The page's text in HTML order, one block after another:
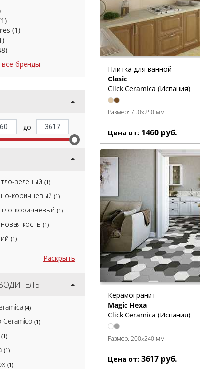
(1)
бренды
зеленый (1)
коричневый (1)
коричневый (1)
кость (1)
(1)
Раскрыть
(4)
Ceramico (1)
(1)
(1)
(1)
Плитка для ванной
Clasic
Click Ceramica (Испания)
Размер: 750x250 мм
Цена от: 1460 руб.
Керамогранит
Magic Hexa
Click Ceramica (Испания)
Размер: 200x240 мм
Цена от: 3617 руб.